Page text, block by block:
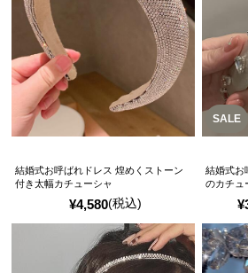
¥4,580(税込)
結婚式お呼ばれドレス 煌めくストーン
付き太幅カチューシャ
SALE
¥
結婚式お
のカチュ